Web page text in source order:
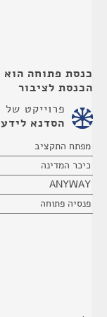
כנסת פתוחה
הכנסת לציבור
פרוייקט של
הסדנא לידע
מפתח התקציב
כיכר המדינה
ANYWAY
פנסיה פתוחה